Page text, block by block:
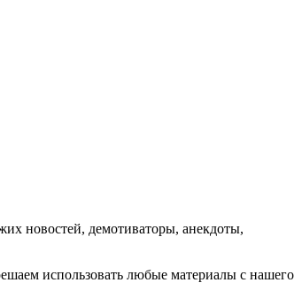
новостей, демотиваторы, анекдоты,
использовать любые материалы с нашего